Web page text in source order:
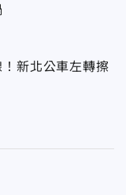
新北公車左轉擦